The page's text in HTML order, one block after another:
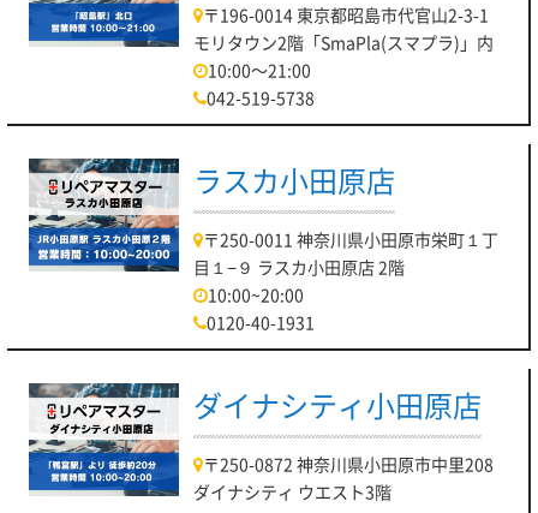
〒196-0014 東京都昭島市代官山2-3-1
モリタウン2階「SmaPla(スマプラ)」内
10:00～21:00
042-519-5738
ラスカ小田原店
〒250-0011 神奈川県小田原市栄町１丁
目１−９ ラスカ小田原店 2階
10:00~20:00
0120-40-1931
ダイナシティ小田原店
〒250-0872 神奈川県小田原市中里208
ダイナシティ ウエスト3階